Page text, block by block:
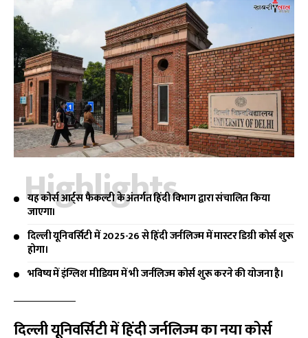
Highlights
यह कोर्स आर्ट्स फैकल्टी के अंतर्गत हिंदी विभाग द्वारा संचालित किया
जाएगा।
दिल्ली यूनिवर्सिटी में 2025-26 से हिंदी जर्नलिज्म में मास्टर डिग्री कोर्स शुरू
होगा।
भविष्य में इंग्लिश मीडियम में भी जर्नलिज्म कोर्स शुरू करने की योजना है।
दिल्ली यूनिवर्सिटी में हिंदी जर्नलिज्म का नया कोर्स